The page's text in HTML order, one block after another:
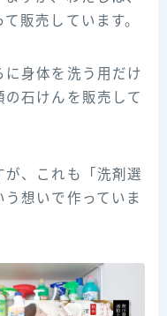
販売しています。
に身体を洗う用だけ
石けんを販売して
、これも「洗剤選
想いで作っていま